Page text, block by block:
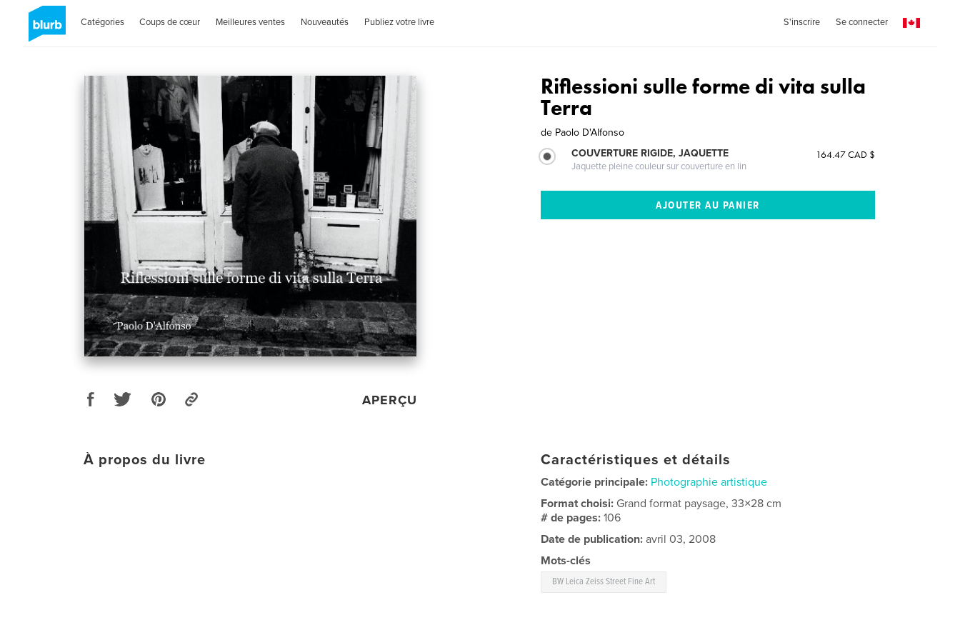
Catégories Coups de cœur Meilleures ventes Nouveautés Publiez votre livre S'inscrire Se connecter
APERÇU
Riflessioni sulle forme di vita sulla
Terra
de Paolo D'Alfonso
COUVERTURE RIGIDE, JAQUETTE
Jaquette pleine couleur sur couverture en lin
164.47 CAD $
À propos du livre Caractéristiques et détails
Catégorie principale: Photographie artistique
Format choisi: Grand format paysage, 33×28 cm
# de pages:106
Date de publication: avril 03, 2008
Mots-clés
BW Leica Zeiss Street Fine Art